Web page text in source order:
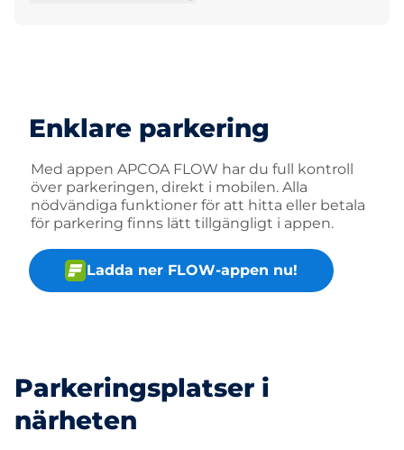
Enklare parkering
Med appen APCOA FLOW har du full kontroll
över parkeringen, direkt i mobilen. Alla
nödvändiga funktioner för att hitta eller betala
för parkering finns lätt tillgängligt i appen.
Ladda ner FLOW-appen nu!
Parkeringsplatser i
närheten